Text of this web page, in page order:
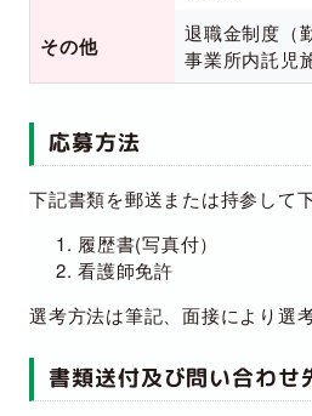
その他
退職金制度（
事業所内託児
応募方法
下記書類を郵送または持参して下
履歴書(写真付）
看護師免許
選考方法は筆記、面接により選
書類送付及び問い合わせ